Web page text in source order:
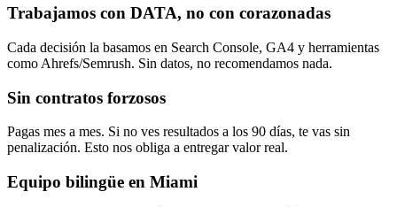
Trabajamos con DATA, no con corazonadas
Cada decisión la basamos en Search Console, GA4 y herramientas
como Ahrefs/Semrush. Sin datos, no recomendamos nada.
Sin contratos forzosos
Pagas mes a mes. Si no ves resultados a los 90 días, te vas sin
penalización. Esto nos obliga a entregar valor real.
Equipo bilingüe en Miami